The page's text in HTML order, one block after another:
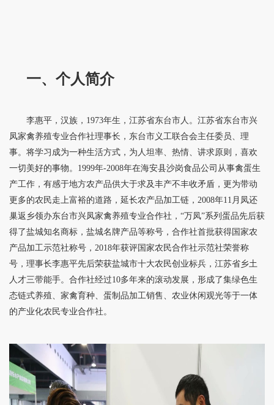
一、个人简介
李惠平，汉族，1973年生，江苏省东台市人。江苏省东台市兴
凤家禽养殖专业合作社理事长，东台市义工联合会主任委员、理
事。将学习成为一种生活方式，为人坦率、热情、讲求原则，喜欢
一切美好的事物。1999年-2008年在海安县沙岗食品公司从事禽蛋生
产工作，有感于地方农产品供大于求及丰产不丰收矛盾，更为带动
更多的农民走上富裕的道路，延长农产品加工链，2008年11月凤还
巢返乡领办东台市兴凤家禽养殖专业合作社，“万凤”系列蛋品先后获
得了盐城知名商标，盐城名牌产品等称号，合作社首批获得国家农
产品加工示范社称号，2018年获评国家农民合作社示范社荣誉称
号，理事长李惠平先后荣获盐城市十大农民创业标兵，江苏省乡土
人才三带能手。合作社经过10多年来的滚动发展，形成了集绿色生
态链式养殖、家禽育种、蛋制品加工销售、农业休闲观光等于一体
的产业化农民专业合作社。